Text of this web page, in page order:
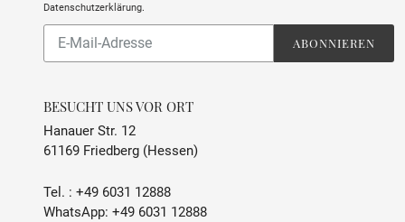
Datenschutzerklärung.
unsere
ABONNIEREN
BESUCHT UNS VOR ORT
Hanauer Str. 12
61169 Friedberg (Hessen)
Tel. : +49 6031 12888
WhatsApp: +49 6031 12888